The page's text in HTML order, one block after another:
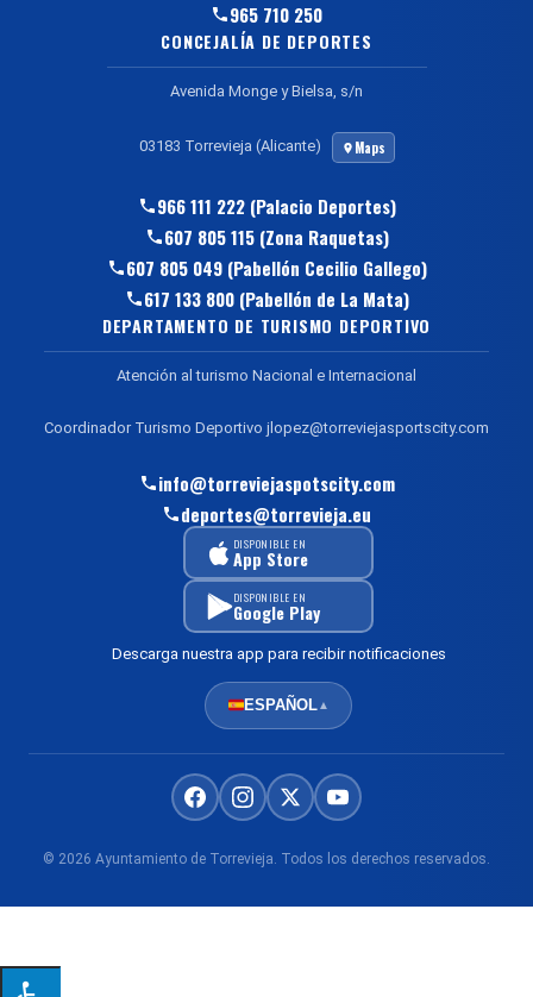
965 710 250
CONCEJALÍA DE DEPORTES
Avenida Monge y Bielsa, s/n
03183 Torrevieja (Alicante) Maps
966 111 222 (Palacio Deportes)
607 805 115 (Zona Raquetas)
607 805 049 (Pabellón Cecilio Gallego)
617 133 800 (Pabellón de La Mata)
DEPARTAMENTO DE TURISMO DEPORTIVO
Atención al turismo Nacional e Internacional
Coordinador Turismo Deportivo jlopez@torreviejasportscity.com
info@torreviejaspotscity.com
deportes@torrevieja.eu
DISPONIBLE EN
App Store
DISPONIBLE EN
Google Play
Descarga nuestra app para recibir notificaciones
ESPAÑOL▲
© 2026 Ayuntamiento de Torrevieja. Todos los derechos reservados.